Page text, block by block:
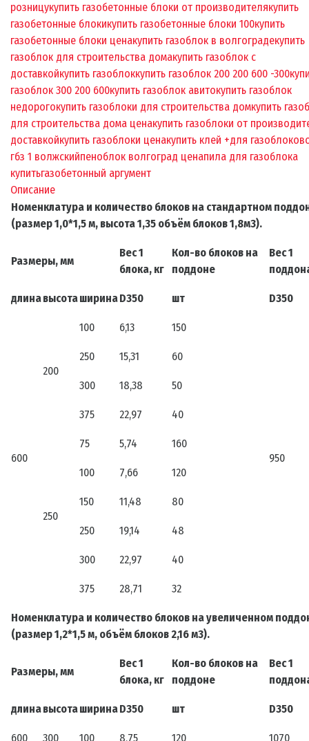
розницукупить газобетонные блоки от производителякупить
газобетонные блокикупить газобетонные блоки 100купить
газобетонные блоки ценакупить газоблок в волгоградекупить
газоблок для строительства домакупить газоблок с
доставкойкупить газоблоккупить газоблок 200 200 600 -300
газоблок 300 200 600купить газоблок авитокупить газоблок
недорогокупить газоблоки для строительства домкупить
для строительства дома ценакупить газоблоки от
доставкойкупить газоблоки ценакупить клей +для газоблоков
гбз 1 волжскийпеноблок волгоград ценапила для газоблока
купитьгазобетонный аргумент
Описание
Номенклатура и количество блоков на стандартном
(размер 1,0*1,5 м, высота 1,35 объём блоков 1,8м3).
Размеры, мм
Вес 1
блока, кг
Кол-во блоков на
поддоне
Вес 1
длинавысоташиринаD350 шт D350
600
200
100 6,13 150
950
250 15,31 60
300 18,38 50
375 22,97 40
250
75 5,74 160
100 7,66 120
150 11,48 80
250 19,14 48
300 22,97 40
375 28,71 32
Номенклатура и количество блоков на увеличенном
(размер 1,2*1,5 м, объём блоков 2,16 м3).
Размеры, мм
Вес 1
блока, кг
Кол-во блоков на
поддоне
Вес 1
длинавысоташиринаD350 шт D350
600 300 100 8,75 120 1070